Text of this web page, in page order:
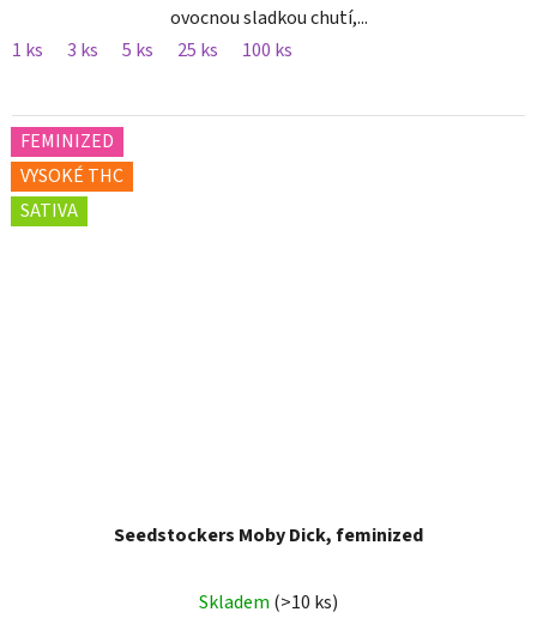
ovocnou sladkou chutí,...
1 ks
3 ks 5 ks 25 ks 100 ks
FEMINIZED
VYSOKÉ THC
SATIVA
Seedstockers Moby Dick, feminized
Skladem (>10 ks)